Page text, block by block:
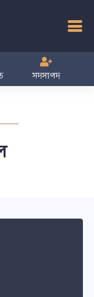
সদস্যপদ